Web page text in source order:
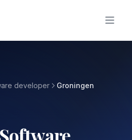
developer Groningen